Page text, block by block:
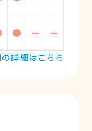
● ー
ー
詳細はこちら